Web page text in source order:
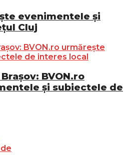
evenimentele și
Cluj
BVON.ro
și subiectele de